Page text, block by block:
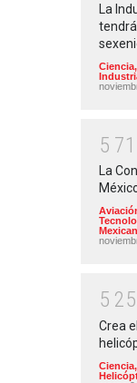
La
5 71
La
5 25
Crea